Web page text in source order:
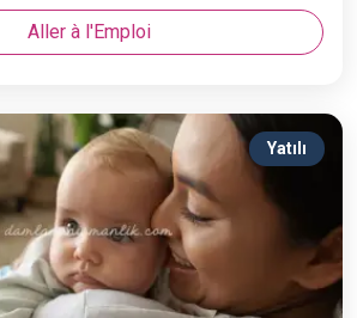
Aller à l'Emploi
Yatılı